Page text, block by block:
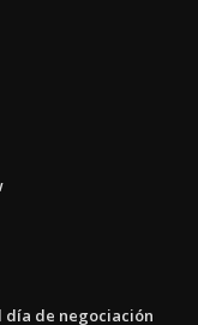
día de negociación